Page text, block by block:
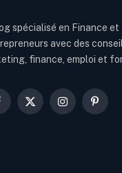
spécialisé en Finance et
avec des
finance, emploi et
X
Instagram